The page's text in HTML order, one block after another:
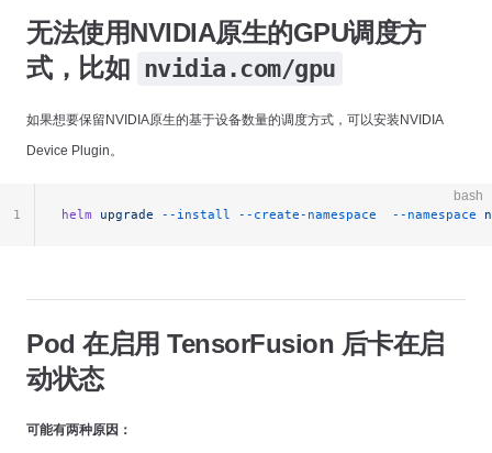
无法使用NVIDIA原生的GPU调度方
式，比如 nvidia.com/gpu
如果想要保留NVIDIA原生的基于设备数量的调度方式，可以安装NVIDIA
Device Plugin。
bash
helm upgrade --install --create-namespace
  --namespace
1
Pod 在启用 TensorFusion 后卡在启
动状态
可能有两种原因：